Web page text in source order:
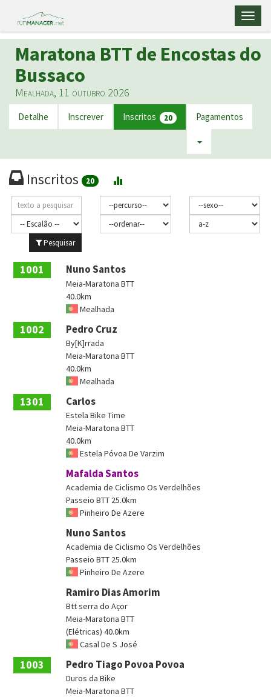
Maratona BTT de Encostas do
Bussaco
Mealhada, 11 outubro 2026
Detalhe Inscrever Inscritos 20 Pagamentos
Inscritos 20
Pesquisar
1001 Nuno Santos
Meia-Maratona BTT
40.0km
Mealhada
1002 Pedro Cruz
By[K]rrada
Meia-Maratona BTT
40.0km
Mealhada
1301 Carlos
Estela Bike Time
Meia-Maratona BTT
40.0km
Estela Póvoa De Varzim
Mafalda Santos
Academia de Ciclismo Os Verdelhões
Passeio BTT 25.0km
Pinheiro De Azere
Nuno Santos
Academia de Ciclismo Os Verdelhões
Passeio BTT 25.0km
Pinheiro De Azere
Ramiro Dias Amorim
Btt serra do Açor
Meia-Maratona BTT
(Elétricas) 40.0km
Casal De S José
1003 Pedro Tiago Povoa Povoa
Duros da Bike
Meia-Maratona BTT